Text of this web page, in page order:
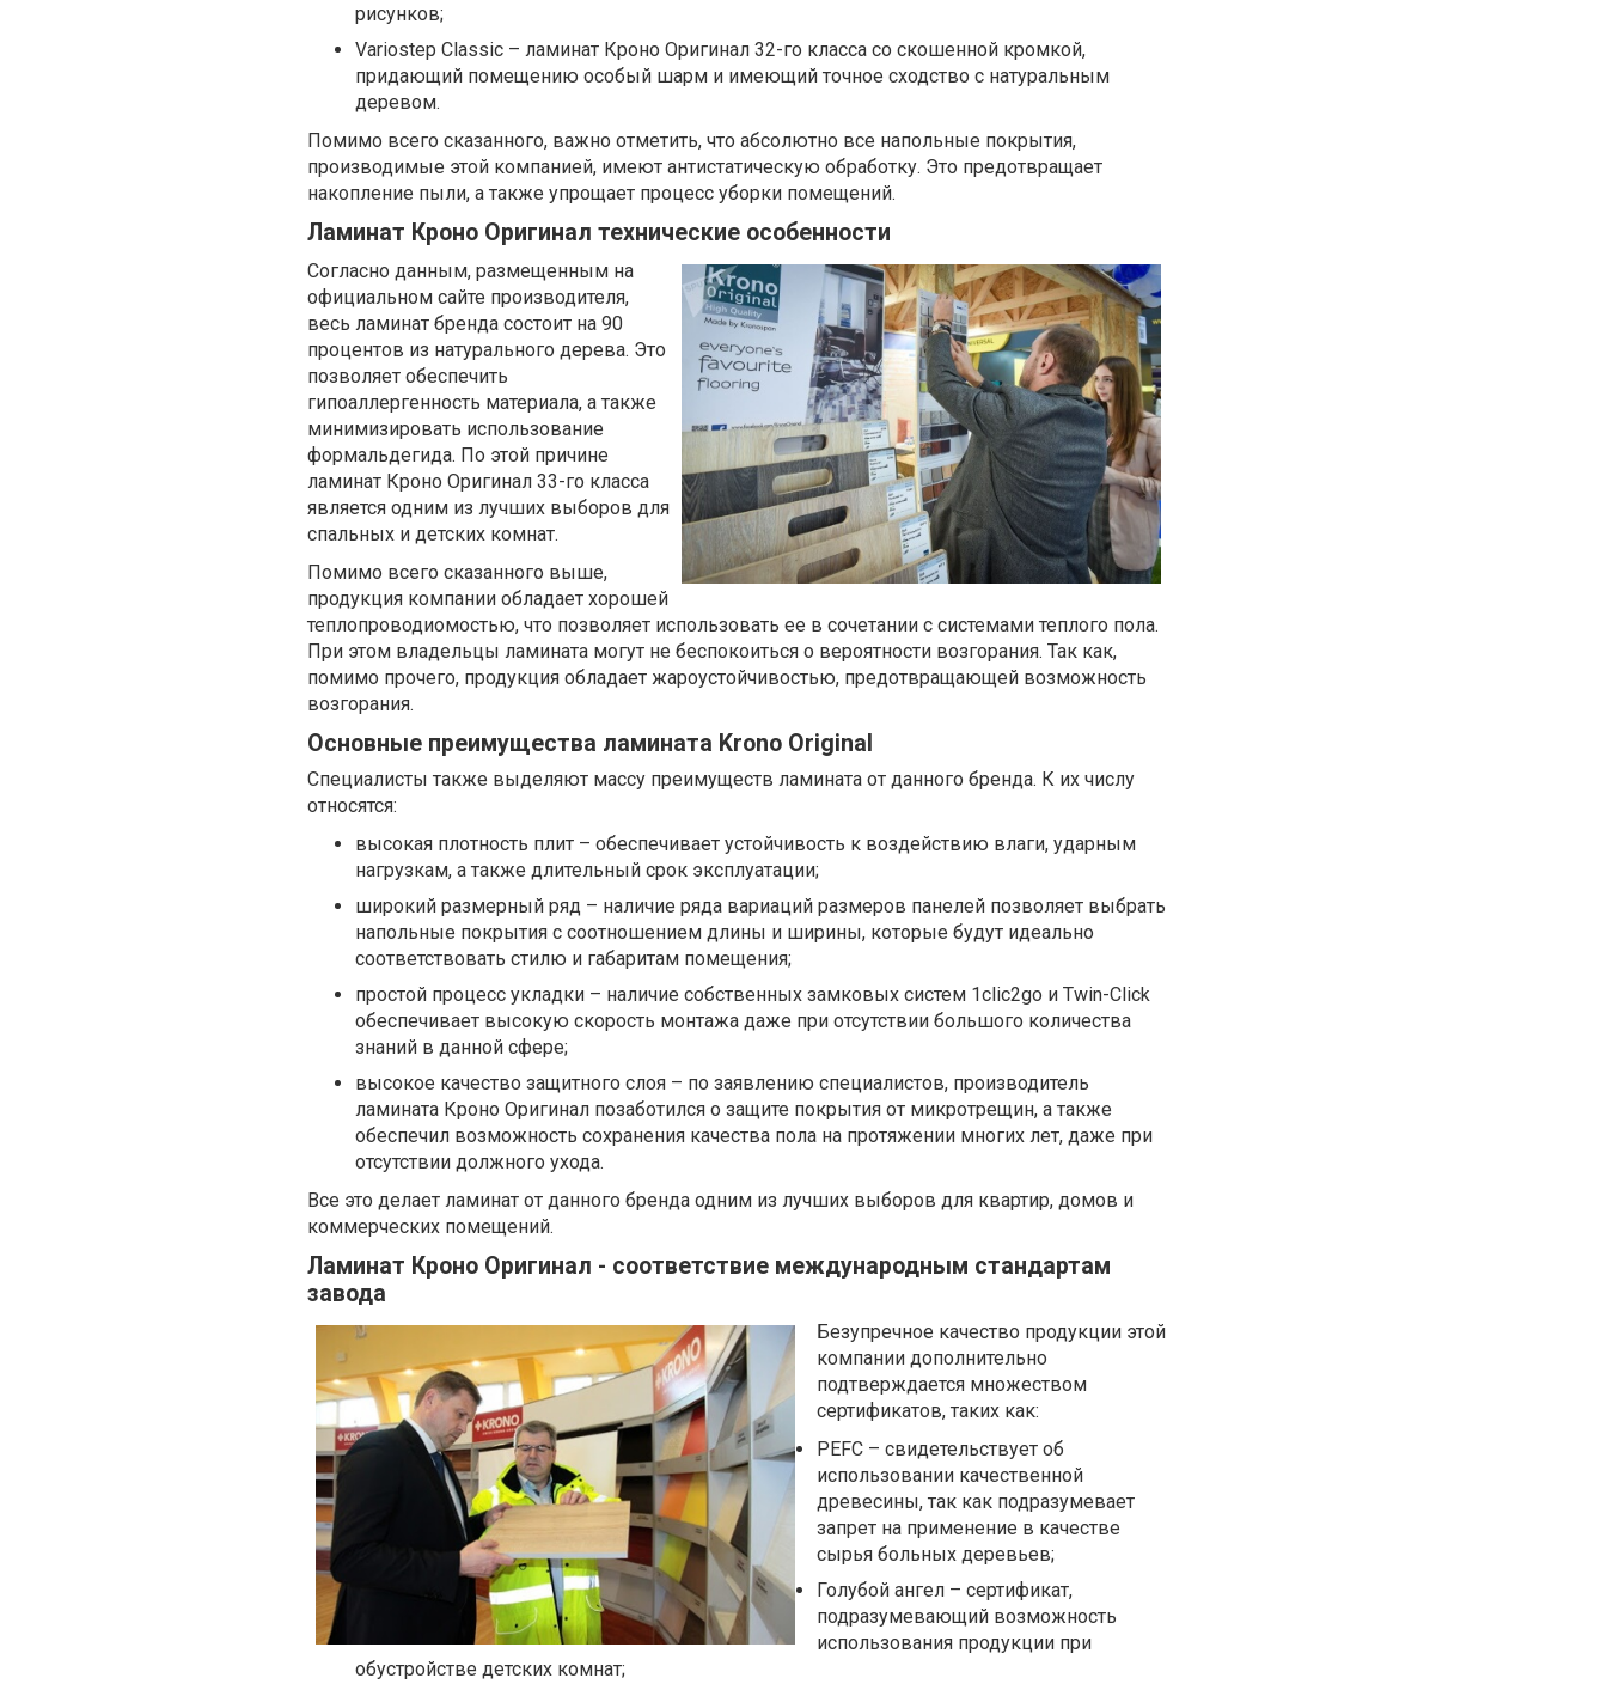
рисунков;
Variostep Classic – ламинат Кроно Оригинал 32-го класса со скошенной кромкой,
придающий помещению особый шарм и имеющий точное сходство с натуральным
деревом.
Помимо всего сказанного, важно отметить, что абсолютно все напольные покрытия,
производимые этой компанией, имеют антистатическую обработку. Это предотвращает
накопление пыли, а также упрощает процесс уборки помещений.
Ламинат Кроно Оригинал технические особенности
Согласно данным, размещенным на
официальном сайте производителя,
весь ламинат бренда состоит на 90
процентов из натурального дерева. Это
позволяет обеспечить
гипоаллергенность материала, а также
минимизировать использование
формальдегида. По этой причине
ламинат Кроно Оригинал 33-го класса
является одним из лучших выборов для
спальных и детских комнат.
Помимо всего сказанного выше,
продукция компании обладает хорошей
теплопроводиомостью, что позволяет использовать ее в сочетании с системами теплого пола.
При этом владельцы ламината могут не беспокоиться о вероятности возгорания. Так как,
помимо прочего, продукция обладает жароустойчивостью, предотвращающей возможность
возгорания.
Основные преимущества ламината Krono Original
Специалисты также выделяют массу преимуществ ламината от данного бренда. К их числу
относятся:
высокая плотность плит – обеспечивает устойчивость к воздействию влаги, ударным
нагрузкам, а также длительный срок эксплуатации;
широкий размерный ряд – наличие ряда вариаций размеров панелей позволяет выбрать
напольные покрытия с соотношением длины и ширины, которые будут идеально
соответствовать стилю и габаритам помещения;
простой процесс укладки – наличие собственных замковых систем 1clic2go и Twin-Click
обеспечивает высокую скорость монтажа даже при отсутствии большого количества
знаний в данной сфере;
высокое качество защитного слоя – по заявлению специалистов, производитель
ламината Кроно Оригинал позаботился о защите покрытия от микротрещин, а также
обеспечил возможность сохранения качества пола на протяжении многих лет, даже при
отсутствии должного ухода.
Все это делает ламинат от данного бренда одним из лучших выборов для квартир, домов и
коммерческих помещений.
Ламинат Кроно Оригинал - соответствие международным стандартам
завода
Безупречное качество продукции этой
компании дополнительно
подтверждается множеством
сертификатов, таких как:
PEFC – свидетельствует об
использовании качественной
древесины, так как подразумевает
запрет на применение в качестве
сырья больных деревьев;
Голубой ангел – сертификат,
подразумевающий возможность
использования продукции при
обустройстве детских комнат;